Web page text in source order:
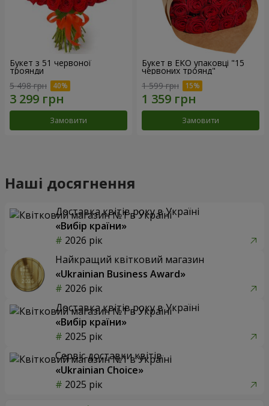
Букет з 51 червоної
троянди
5 498 грн
Замовити
Букет в ЕКО упаковці "15
червоних троянд"
1 599 грн
Замовити
Наші досягнення
Доставка квітів року в Україні
«Вибір країни»
2026 рік
Найкращий квітковий магазин
«Ukrainian Business Award»
2026 рік
Доставка квітів року в Україні
«Вибір країни»
2025 рік
Сервіс доставки квітів
«Ukrainian Choice»
2025 рік